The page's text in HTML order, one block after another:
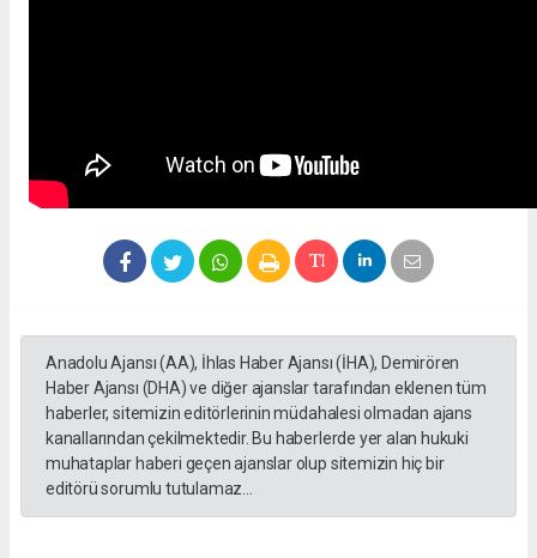
Anadolu Ajansı (AA), İhlas Haber Ajansı (İHA), Demirören
Haber Ajansı (DHA) ve diğer ajanslar tarafından eklenen tüm
haberler, sitemizin editörlerinin müdahalesi olmadan ajans
kanallarından çekilmektedir. Bu haberlerde yer alan hukuki
muhataplar haberi geçen ajanslar olup sitemizin hiç bir
editörü sorumlu tutulamaz...